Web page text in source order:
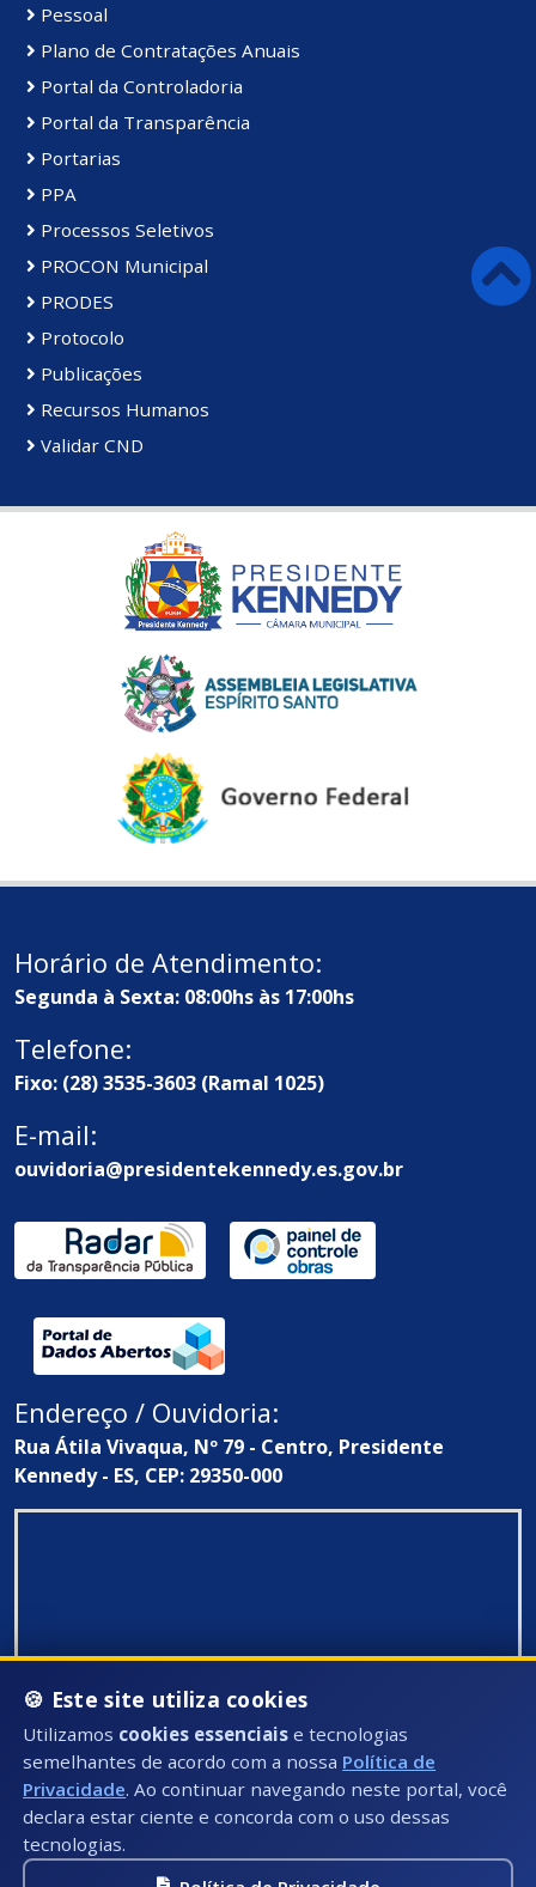
Pessoal
Plano de Contratações Anuais
Portal da Controladoria
Portal da Transparência
Portarias
PPA
Processos Seletivos
PROCON Municipal
PRODES
Protocolo
Publicações
Recursos Humanos
Validar CND
Horário de Atendimento:
Segunda à Sexta: 08:00hs às 17:00hs
Telefone:
Fixo: (28) 3535-3603 (Ramal 1025)
E-mail:
ouvidoria@presidentekennedy.es.gov.br
Endereço / Ouvidoria:
Rua Átila Vivaqua, Nº 79 - Centro, Presidente
Kennedy - ES, CEP: 29350-000
🍪 Este site utiliza cookies
Utilizamos cookies essenciais e tecnologias
semelhantes de acordo com a nossa Política de
Privacidade. Ao continuar navegando neste portal, você
declara estar ciente e concorda com o uso dessas
tecnologias.